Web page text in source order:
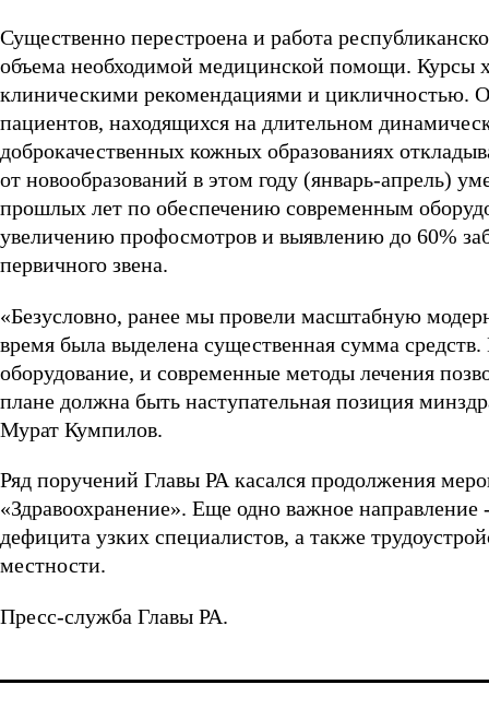
Существенно перестроена и работа
объема необходимой медицинской помощи. Курсы
клиническими рекомендациями и цикличностью.
пациентов, находящихся на длительном
доброкачественных кожных образованиях
от новообразований в этом году (январь-апрель)
прошлых лет по обеспечению современным
увеличению профосмотров и выявлению до 60%
первичного звена.
«Безусловно, ранее мы провели масштабную
время была выделена существенная сумма
оборудование, и современные методы лечения
плане должна быть наступательная позиция
Мурат Кумпилов.
Ряд поручений Главы РА касался продолжения
«Здравоохранение». Еще одно важное
дефицита узких специалистов, а также
местности.
Пресс-служба Главы РА.